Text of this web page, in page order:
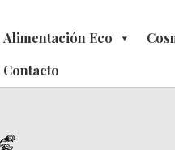
Alimentación Eco
Contacto
Alimentación Eco
Contacto